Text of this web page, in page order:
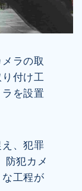
ラの取
付け工
を設置
、犯罪
防犯カメ
工程が